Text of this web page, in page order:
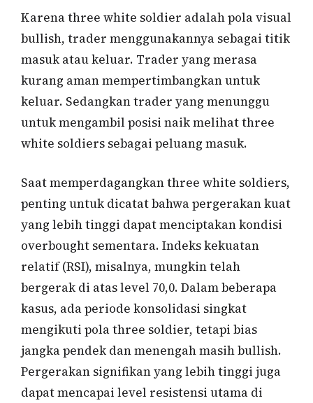
Karena three white soldier adalah pola visual
bullish, trader menggunakannya sebagai titik
masuk atau keluar. Trader yang merasa
kurang aman mempertimbangkan untuk
keluar. Sedangkan trader yang menunggu
untuk mengambil posisi naik melihat three
white soldiers sebagai peluang masuk.
Saat memperdagangkan three white soldiers,
penting untuk dicatat bahwa pergerakan kuat
yang lebih tinggi dapat menciptakan kondisi
overbought sementara. Indeks kekuatan
relatif (RSI), misalnya, mungkin telah
bergerak di atas level 70,0. Dalam beberapa
kasus, ada periode konsolidasi singkat
mengikuti pola three soldier, tetapi bias
jangka pendek dan menengah masih bullish.
Pergerakan signifikan yang lebih tinggi juga
dapat mencapai level resistensi utama di